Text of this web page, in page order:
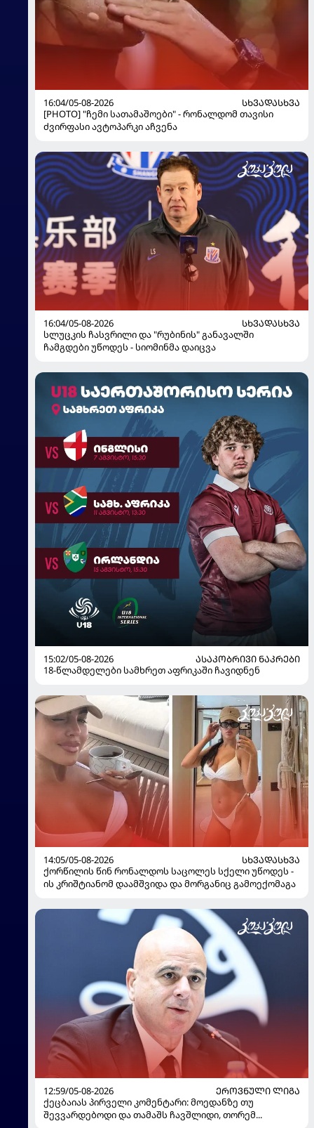
16:04/05-08-2026
ᲡᲮᲕᲐᲓᲐᲡᲮᲕᲐ
[PHOTO] "ჩემი სათამაშოები" - რონალდომ თავისი
ძვირფასი ავტოპარკი აჩვენა
16:04/05-08-2026
ᲡᲮᲕᲐᲓᲐᲡᲮᲕᲐ
სლუცკის ჩასვრილი და "რუბინის" განავალში
ჩამგდები უწოდეს - სიომინმა დაიცვა
15:02/05-08-2026
ᲐᲡᲐᲙᲝᲑᲠᲘᲕᲘ ᲜᲐᲙᲠᲔᲑᲘ
18-წლამდელები სამხრეთ აფრიკაში ჩავიდნენ
14:05/05-08-2026
ᲡᲮᲕᲐᲓᲐᲡᲮᲕᲐ
ქორწილის წინ რონალდოს საცოლეს სქელი უწოდეს -
ის კრიშტიანომ დაამშვიდა და მორგანიც გამოექომაგა
12:59/05-08-2026
ᲔᲠᲝᲕᲜᲣᲚᲘ ᲚᲘᲒᲐ
ქეცბაიას პირველი კომენტარი: მოედანზე თუ
შევვარდებოდი და თამაშს ჩავშლიდი, თორემ...